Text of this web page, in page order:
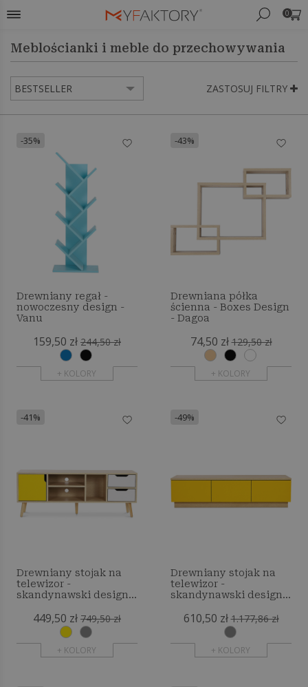
0
Meblościanki i meble do przechowywania
ZASTOSUJ FILTRY
-35%
Drewniany regał -
nowoczesny design -
Vanu
159,50 zł 244,50 zł
+ KOLORY
-43%
Drewniana półka
ścienna - Boxes Design
- Dagoa
74,50 zł 129,50 zł
+ KOLORY
-41%
Drewniany stojak na
telewizor -
skandynawski design -
449,50 zł 749,50 zł
+ KOLORY
-49%
Drewniany stojak na
telewizor -
skandynawski design -
610,50 zł 1.177,86 zł
+ KOLORY